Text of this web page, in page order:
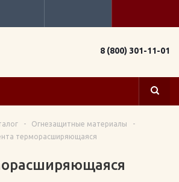
8 (800) 301-11-01
- Огнезащитные материалы
-
терморасширяющаяся